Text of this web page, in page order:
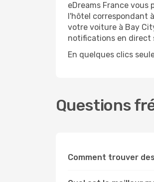
eDreams France vous
l'hôtel correspondant
votre voiture à Bay
notifications en direct
En quelques clics
Questions
Comment trouver